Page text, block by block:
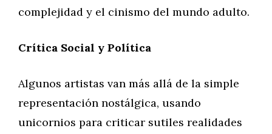
complejidad y el cinismo del mundo adulto.
Crítica Social y Política
Algunos artistas van más allá de la simple
representación nostálgica, usando
unicornios para criticar sutiles realidades